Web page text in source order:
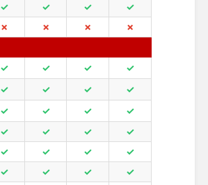
✓ ✓ ✓
✓
✗ ✗ ✗
✗
✓ ✓ ✓
✓
✓ ✓ ✓
✓
✓ ✓ ✓
✓
✓ ✓ ✓
✓
✓ ✓ ✓
✓
✓ ✓ ✓
✓